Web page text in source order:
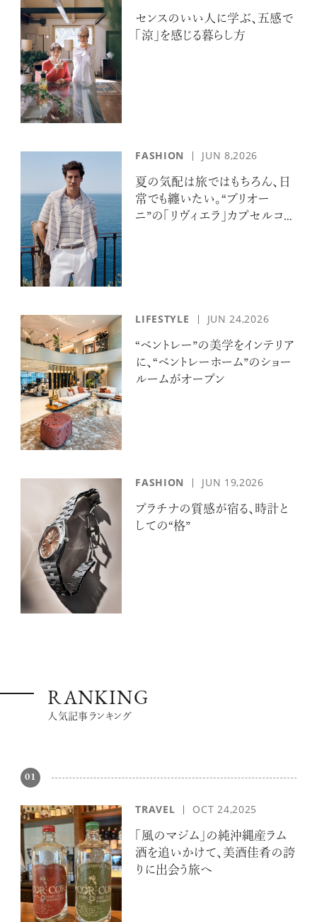
センスのいい人に学ぶ、五感で
「涼」を感じる暮らし方
FASHION JUN 8,2026
夏の気配は旅ではもちろん、日
常でも纏いたい。“ブリオー
ニ”の「リヴィエラ」カプセルコレ
LIFESTYLE JUN 24,2026
“ベントレー”の美学をインテリア
に、“ベントレーホーム”のショー
ルームがオープン
FASHION JUN 19,2026
プラチナの質感が宿る、時計と
しての“格”
RANKING
人気記事ランキング
01
TRAVEL OCT 24,2025
「風のマジム」の純沖縄産ラム
酒を追いかけて、美酒佳肴の誇
りに出会う旅へ